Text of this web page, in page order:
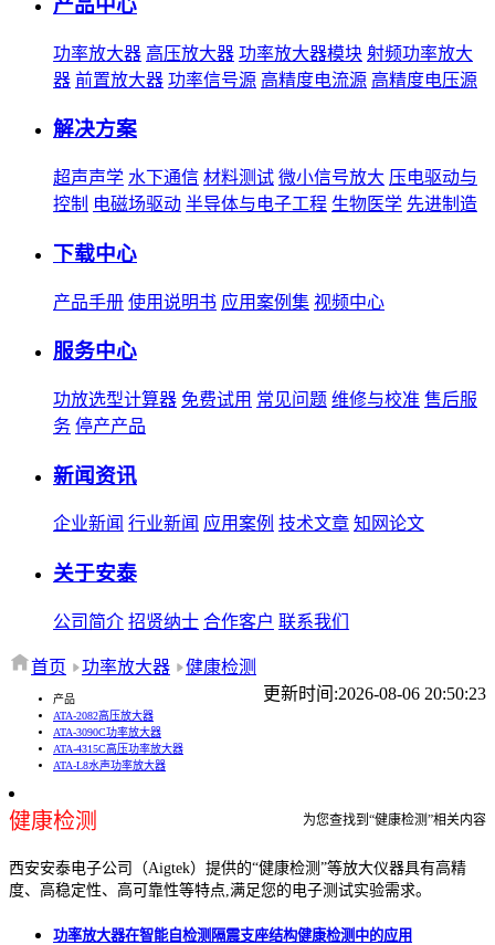
产品中心
功率放大器 高压放大器 功率放大器模块 射频功率放大
器 前置放大器 功率信号源 高精度电流源 高精度电压源
解决方案
超声声学 水下通信 材料测试 微小信号放大 压电驱动与
控制 电磁场驱动 半导体与电子工程 生物医学 先进制造
下载中心
产品手册 使用说明书 应用案例集 视频中心
服务中心
功放选型计算器 免费试用 常见问题 维修与校准 售后服
务 停产产品
新闻资讯
企业新闻 行业新闻 应用案例 技术文章 知网论文
关于安泰
公司简介 招贤纳士 合作客户 联系我们
首页 功率放大器
健康检测
更新时间:2026-08-06 20:50:23
产品
ATA-2082高压放大器
ATA-3090C功率放大器
ATA-4315C高压功率放大器
ATA-L8水声功率放大器
健康检测 为您查找到“健康检测”相关内容
西安安泰电子公司（Aigtek）提供的“健康检测”等放大仪器具有高精
度、高稳定性、高可靠性等特点,满足您的电子测试实验需求。
功率放大器在智能自检测隔震支座结构健康检测中的应用